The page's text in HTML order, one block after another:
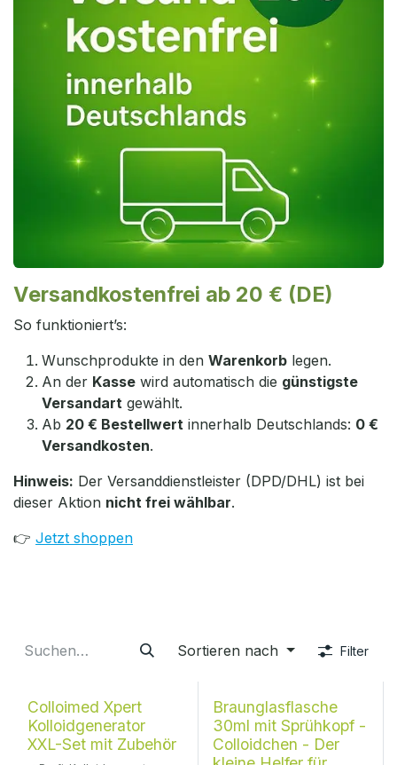
Versandkostenfrei ab 20 € (DE)
So funktioniert’s:
Wunschprodukte in den Warenkorb legen.
An der Kasse wird automatisch die günstigste
Versandart gewählt.
Ab 20 € Bestellwert innerhalb Deutschlands: 0 €
Versandkosten.
Hinweis: Der Versanddienstleister (DPD/DHL) ist bei
dieser Aktion nicht frei wählbar.
👉 Jetzt shoppen
Sortieren nach Filter
Colloimed Xpert
Kolloidgenerator
XXL-Set mit Zubehör
Beschriftbar
Braunglasflasche
30ml mit Sprühkopf -
Colloidchen - Der